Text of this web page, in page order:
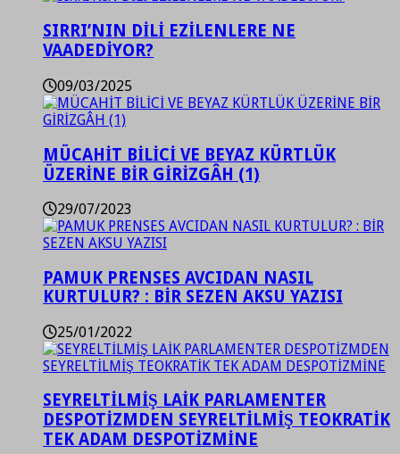
SIRRI’NIN DİLİ EZİLENLERE NE
VAADEDİYOR?
09/03/2025
MÜCAHİT BİLİCİ VE BEYAZ KÜRTLÜK
ÜZERİNE BİR GİRİZGÂH (1)
29/07/2023
PAMUK PRENSES AVCIDAN NASIL
KURTULUR? : BİR SEZEN AKSU YAZISI
25/01/2022
SEYRELTİLMİŞ LAİK PARLAMENTER
DESPOTİZMDEN SEYRELTİLMİŞ TEOKRATİK
TEK ADAM DESPOTİZMİNE